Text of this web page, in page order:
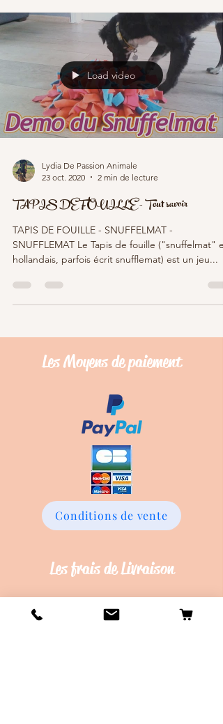
Load video
Lydia De Passion Animale
23 oct. 2020
2 min de lecture
TAPIS DE FOUILLE - Tout savoir
TAPIS DE FOUILLE - SNUFFELMAT -
SNUFFLEMAT Le Tapis de fouille ("snuffelmat" en
hollandais, parfois écrit snufflemat) est un jeu...
Les Moyens depaiement
Conditions de vente
Les frais de Livraison
Livraison en Point Relay offerte dès